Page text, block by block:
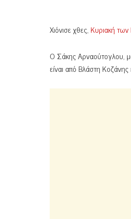
Χιόνισε χθες,Κυριακή
Ο Σάκης Αρναούτογλου,
είναι από Βλάστη